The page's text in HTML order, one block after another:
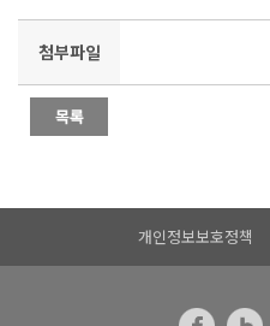
첨부파일
개인정보보호정책